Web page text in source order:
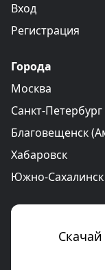
Вход
Регистрация
Города
Москва
Санкт-Петербург
Благовещенск
Хабаровск
Южно-Сахалинск